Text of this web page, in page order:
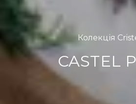
Колекція
CASTEL